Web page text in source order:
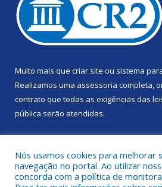
Muito mais que criar site ou sistema
Realizamos uma assessoria completa,
contrato que todas as exigências das
pública serão atendidas.
Nós usamos cookies para melhorar
navegação no portal. Ao utilizar
concorda com a política de